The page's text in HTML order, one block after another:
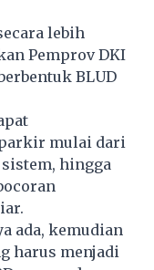
lebih
Pemprov DKI
BLUD
mulai dari
hingga
ada, kemudian
harus menjadi